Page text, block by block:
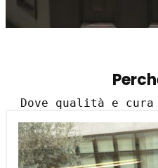
Dove qualità e